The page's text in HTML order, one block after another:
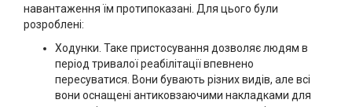
навантаження їм протипоказані. Для цього були
розроблені:
Ходунки. Таке пристосування дозволяє людям в
період тривалої реабілітації впевнено
пересуватися. Вони бувають різних видів, але всі
вони оснащені антиковзаючими накладками для